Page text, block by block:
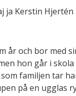
ja Kerstin Hjertén
år och bor med
hon går i
familjen tar
på en ugglas